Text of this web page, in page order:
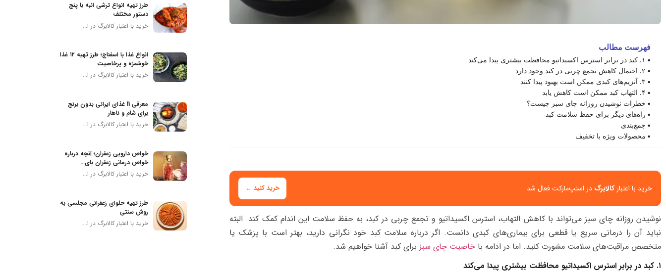
فهرست مطالب
۱. کبد در برابر استرس اکسیداتیو محافظت بیشتری پیدا می‌کند
۲. احتمال کاهش تجمع چربی در کبد وجود دارد
۳. آنزیم‌های کبدی ممکن است بهبود پیدا کنند
۴. التهاب کبد ممکن است کاهش یابد
خطرات نوشیدن روزانه چای سبز چیست؟
راه‌های دیگر برای حفظ سلامت کبد
جمع‌بندی
محصولات ویژه با تخفیف
خرید با اعتبارکالابرگ در اسنپ‌مارکت فعال شد خرید کنید ←
نوشیدن روزانه چای سبز می‌تواند با کاهش التهاب، استرس اکسیداتیو و تجمع چربی در کبد، به حفظ سلامت این اندام کمک کند. البته
نباید آن را درمانی سریع یا قطعی برای بیماری‌های کبدی دانست. اگر درباره سلامت کبد خود نگرانی دارید، بهتر است با پزشک یا
متخصص مراقبت‌های سلامت مشورت کنید. اما در ادامه با خاصیت چای سبز برای کبد آشنا خواهیم شد.
۱. کبد در برابر استرس اکسیداتیو محافظت بیشتری پیدا می‌کند
طرز تهیه انواع ترشی انبه با پنج
دستور مختلف
خرید با اعتبار کالابرگ در ا...
انواع غذا با اسفناج؛ طرز تهیه ۱۲ غذا
خوشمزه و پرخاصیت
خرید با اعتبار کالابرگ در ا...
معرفی 11 غذای ایرانی بدون برنج
برای شام و ناهار
خرید با اعتبار کالابرگ در ا...
خواص دارویی زعفران؛ آنچه درباره
خواص درمانی زعفران بای...
خرید با اعتبار کالابرگ در ا...
طرز تهیه حلوای زعفرانی مجلسی به
روش سنتی
خرید با اعتبار کالابرگ در ا...